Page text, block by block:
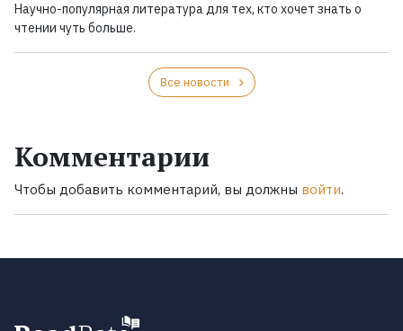
Научно-популярная литература для тех, кто хочет знать о
чтении чуть больше.
Все новости
Комментарии
Чтобы добавить комментарий, вы должны войти.